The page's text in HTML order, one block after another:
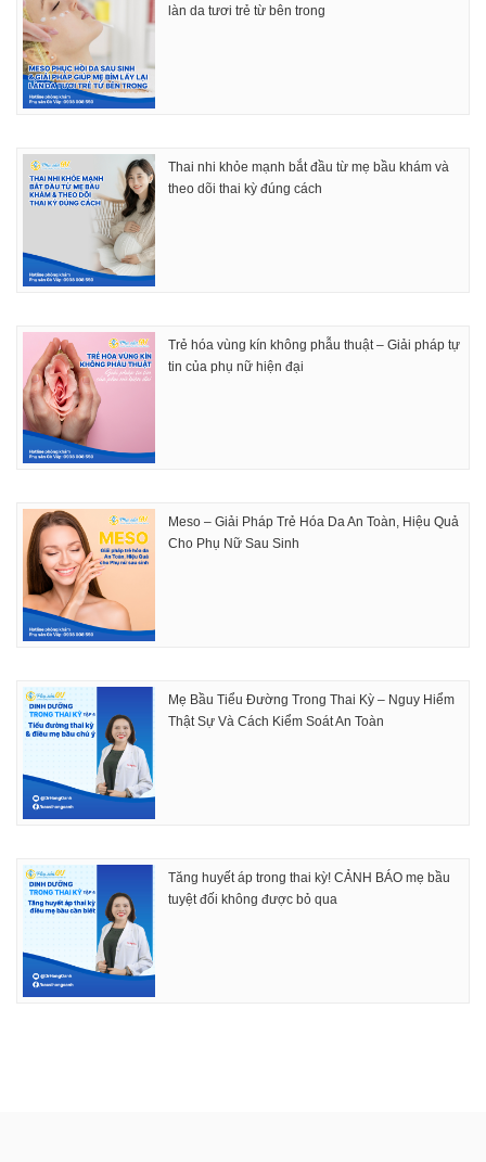
làn da tươi trẻ từ bên trong
Thai nhi khỏe mạnh bắt đầu từ mẹ bầu khám và
theo dõi thai kỳ đúng cách
Trẻ hóa vùng kín không phẫu thuật – Giải pháp tự
tin của phụ nữ hiện đại
Meso – Giải Pháp Trẻ Hóa Da An Toàn, Hiệu Quả
Cho Phụ Nữ Sau Sinh
Mẹ Bầu Tiểu Đường Trong Thai Kỳ – Nguy Hiểm
Thật Sự Và Cách Kiểm Soát An Toàn
Tăng huyết áp trong thai kỳ! CẢNH BÁO mẹ bầu
tuyệt đối không được bỏ qua